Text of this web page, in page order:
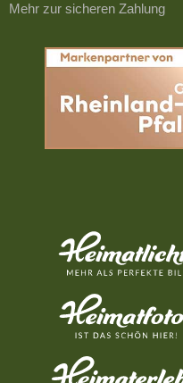
Mehr zur sicheren Zahlung